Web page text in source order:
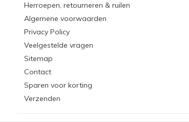
Herroepen, retourneren & ruilen
Algemene voorwaarden
Privacy Policy
Veelgestelde vragen
Sitemap
Contact
Sparen voor korting
Verzenden